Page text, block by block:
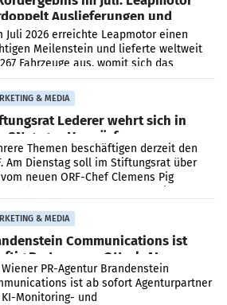
Auslieferungen und
die 100.000er-Marke
Juli 2026 erreichte Leapmotor einen
Meilenstein und lieferte weltweit
Fahrzeuge aus, womit sich das
gegenüber Juli 2025 mehr als
(+102
& MEDIA
Lederer wehrt sich in
SN gegen Vorwürfe
Themen beschäftigen derzeit den
Am Dienstag soll im Stiftungsrat über
neuen ORF-Chef Clemens Pig
& MEDIA
Communications ist
Partner von OtterlyAI
PR-Agentur Brandenstein
ist ab sofort Agenturpartner
Monitoring- und